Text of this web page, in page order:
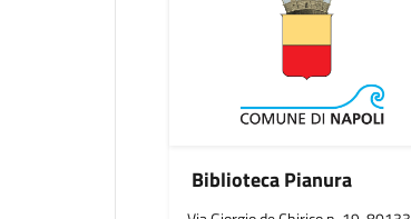
Biblioteca Pianura